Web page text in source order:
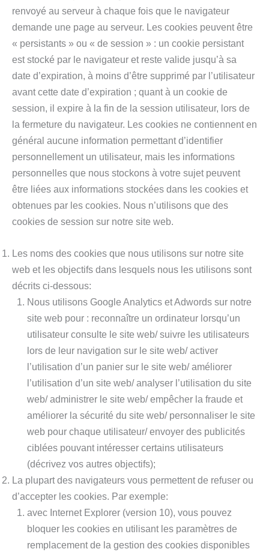
renvoyé au serveur à chaque fois que le navigateur
demande une page au serveur. Les cookies peuvent être
« persistants » ou « de session » : un cookie persistant
est stocké par le navigateur et reste valide jusqu’à sa
date d’expiration, à moins d’être supprimé par l’utilisateur
avant cette date d’expiration ; quant à un cookie de
session, il expire à la fin de la session utilisateur, lors de
la fermeture du navigateur. Les cookies ne contiennent en
général aucune information permettant d’identifier
personnellement un utilisateur, mais les informations
personnelles que nous stockons à votre sujet peuvent
être liées aux informations stockées dans les cookies et
obtenues par les cookies. Nous n’utilisons que des
cookies de session sur notre site web.
Les noms des cookies que nous utilisons sur notre site
web et les objectifs dans lesquels nous les utilisons sont
décrits ci-dessous:
Nous utilisons Google Analytics et Adwords sur notre
site web pour : reconnaître un ordinateur lorsqu’un
utilisateur consulte le site web/ suivre les utilisateurs
lors de leur navigation sur le site web/ activer
l’utilisation d’un panier sur le site web/ améliorer
l’utilisation d’un site web/ analyser l’utilisation du site
web/ administrer le site web/ empêcher la fraude et
améliorer la sécurité du site web/ personnaliser le site
web pour chaque utilisateur/ envoyer des publicités
ciblées pouvant intéresser certains utilisateurs
(décrivez vos autres objectifs);
La plupart des navigateurs vous permettent de refuser ou
d’accepter les cookies. Par exemple:
avec Internet Explorer (version 10), vous pouvez
bloquer les cookies en utilisant les paramètres de
remplacement de la gestion des cookies disponibles